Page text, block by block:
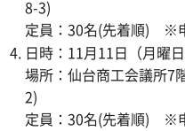
8-3)
定員：30名(先着順) ※
日時：11月11日（月曜
場所：仙台商工会議所
2)
定員：30名(先着順) ※